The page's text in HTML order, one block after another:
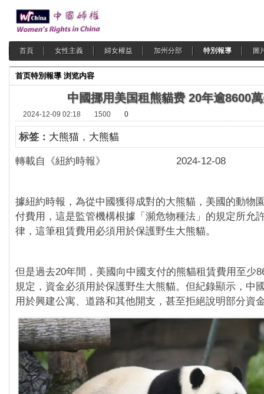
首頁 女性主義 婦女權益 加州分部 特別報導 圖
首页特別報導 浏览内容
中國挪用美国租熊貓费 20年逾8600
2024-12-09 02:18 1500 0
标签： 大熊猫 ， 大熊貓
轉載自《紐約時報》 2024-12-08
據紐約時報，為從中國獲得成對的大熊貓，美國的動物
付費用，這是監管機構根據「瀕危物種法」的規定所允
律，這筆租賃費用必須用於保護野生大熊貓。
但是過去20年間，美國向中國支付的熊貓租賃費用至少
規定，資金必須用於保護野生大熊貓。但紀錄顯示，中
用於興建公寓、道路和其他開支，甚至拒絕說明部分資